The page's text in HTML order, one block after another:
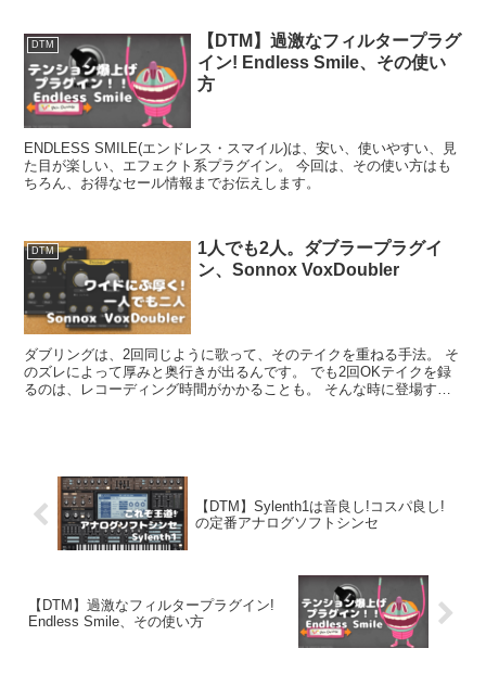
DTM
【DTM】過激なフィルタープラグ
イン! Endless Smile、その使い
方
ENDLESS SMILE(エンドレス・スマイル)は、安い、使いやすい、見
た目が楽しい、エフェクト系プラグイン。 今回は、その使い方はも
ちろん、お得なセール情報までお伝えします。
DTM
1人でも2人。ダブラープラグイ
ン、Sonnox VoxDoubler
ダブリングは、2回同じように歌って、そのテイクを重ねる手法。 そ
のズレによって厚みと奥行きが出るんです。 でも2回OKテイクを録
るのは、レコーディング時間がかかることも。 そんな時に登場する
【DTM】Sylenth1は音良し!コスパ良し!
の定番アナログソフトシンセ
【DTM】過激なフィルタープラグイン!
Endless Smile、その使い方